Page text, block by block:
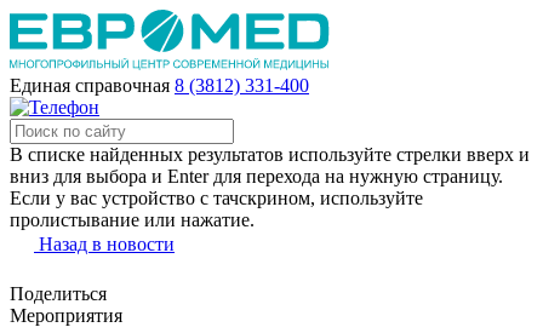
Единая справочная 8 (3812) 331-400
В списке найденных результатов используйте стрелки вверх и
вниз для выбора и Enter для перехода на нужную страницу.
Если у вас устройство с тачскрином, используйте
пролистывание или нажатие.
Назад в новости
Поделиться
Мероприятия